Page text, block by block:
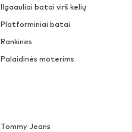
Ilgaauliai batai virš kelių
Platforminiai batai
Rankinės
Palaidinės moterims
Tommy Jeans